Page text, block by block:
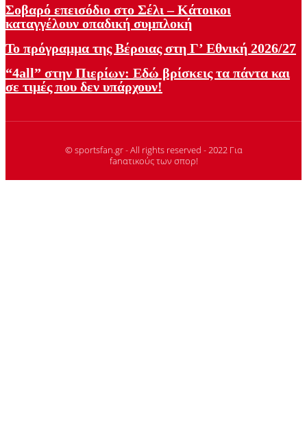
Σοβαρό επεισόδιο στο Σέλι – Κάτοικοι
καταγγέλουν οπαδική συμπλοκή
Το πρόγραμμα της Βέροιας στη Γ’ Εθνική 2026/27
“4all” στην Πιερίων: Εδώ βρίσκεις τα πάντα και
σε τιμές που δεν υπάρχουν!
© sportsfan.gr - All rights reserved - 2022 Για
fanατικούς των σπορ!